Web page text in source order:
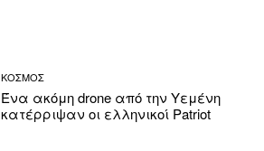
ΚΟΣΜΟΣ
Ένα ακόμη drone από την Υεμένη
κατέρριψαν οι ελληνικοί Patriot